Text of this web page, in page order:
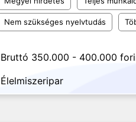
Nem szükséges nyelvtudás
Bruttó 350.000 - 400.000
Élelmiszeripar